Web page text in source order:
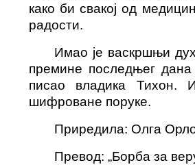
како би свакој од
радости.
Имао је васкршњи
премине последњег
писао владика Тихон.
шифроване поруке.
Приредила: Олга
Превод: „Борба за